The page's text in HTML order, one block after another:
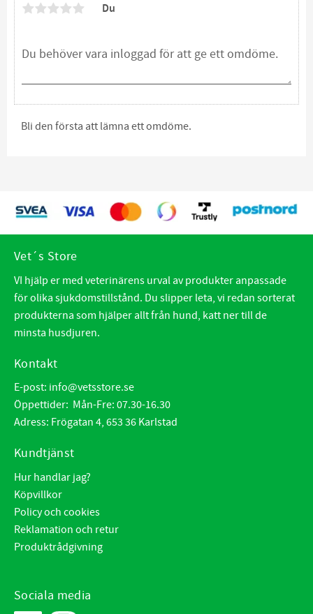
Du
Bli den första att lämna ett omdöme.
Vet´s Store
VI hjälp er med veterinärens urval av produkter anpassade
för olika sjukdomstillstånd. Du slipper leta, vi redan sorterat
produkterna som hjälper allt från hund, katt ner till de
minsta husdjuren.
Kontakt
E-post: info@vetsstore.se
Öppettider: Mån-Fre: 07.30-16.30
Adress: Frögatan 4, 653 36 Karlstad
Kundtjänst
Hur handlar jag?
Köpvillkor
Policy och cookies
Reklamation och retur
Produktrådgivning
Sociala media